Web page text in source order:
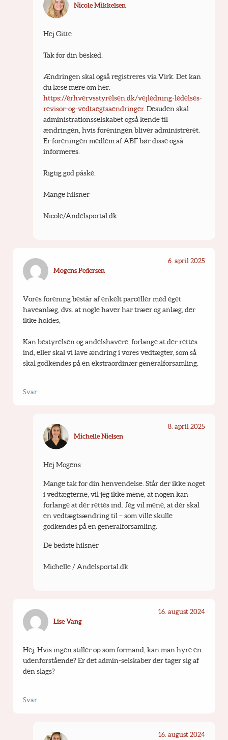
Nicole Mikkelsen
Hej Gitte
Tak for din besked.
Ændringen skal også registreres via Virk. Det kan
du læse mere om her:
https://erhvervsstyrelsen.dk/vejledning-ledelses-
revisor-og-vedtaegtsaendringer. Desuden skal
administrationsselskabet også kende til
ændringen, hvis foreningen bliver administreret.
Er foreningen medlem af ABF bør disse også
informeres.
Rigtig god påske.
Mange hilsner
Nicole/Andelsportal.dk
Mogens Pedersen
6. april 2025
Vores forening består af enkelt parceller med eget
haveanlæg, dvs. at nogle haver har træer og anlæg, der
ikke holdes,
Kan bestyrelsen og andelshavere, forlange at der rettes
ind, eller skal vi lave ændring i vores vedtægter, som så
skal godkendes på en ekstraordinær generalforsamling.
Svar
Michelle Nielsen
8. april 2025
Hej Mogens
Mange tak for din henvendelse. Står der ikke noget
i vedtægterne, vil jeg ikke mene, at nogen kan
forlange at der rettes ind. Jeg vil mene, at der skal
en vedtægtsændring til – som ville skulle
godkendes på en generalforsamling.
De bedste hilsner
Michelle / Andelsportal.dk
Lise Vang
16. august 2024
Hej, Hvis ingen stiller op som formand, kan man hyre en
udenforstående? Er det admin-selskaber der tager sig af
den slags?
Svar
16. august 2024